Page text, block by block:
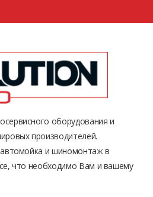
оборудования и
производителей.
и шиномонтаж в
что необходимо Вам и вашему